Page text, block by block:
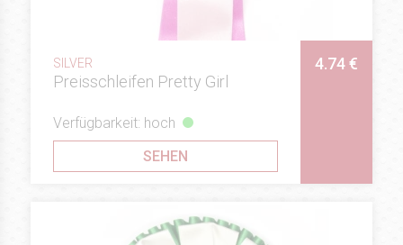
SILVER
Preisschleifen Pretty Girl
4.74 €
Verfügbarkeit: hoch
SEHEN